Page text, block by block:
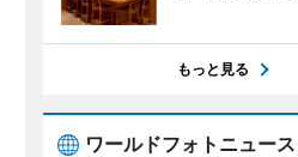
もっと見る
ワールドフォトニュース